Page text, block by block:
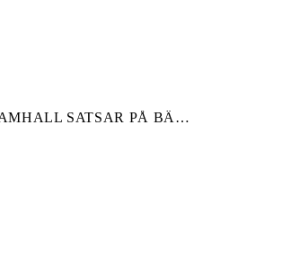
SAMHALL SATSAR PÅ BÄTTRE ARBETSMILJÖ